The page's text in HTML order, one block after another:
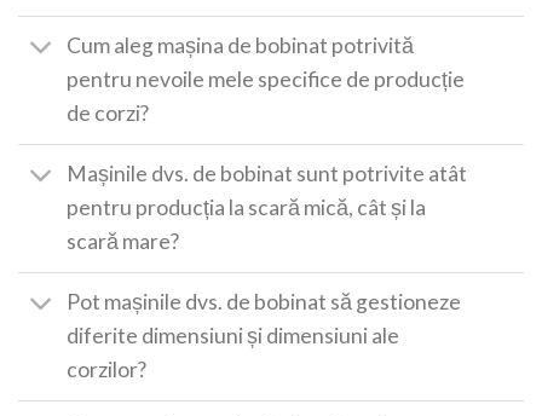
Cum aleg mașina de bobinat potrivită
pentru nevoile mele specifice de producție
de corzi?
Mașinile dvs. de bobinat sunt potrivite atât
pentru producția la scară mică, cât și la
scară mare?
Pot mașinile dvs. de bobinat să gestioneze
diferite dimensiuni și dimensiuni ale
corzilor?